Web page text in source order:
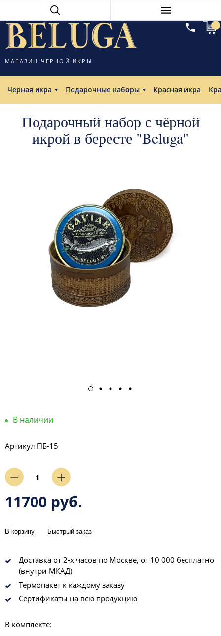
МАГАЗИН ЧЕРНОЙ ИКРЫ
Черная икра Подарочные наборы Красная икра
Подарочный набор с чёрной
икрой в бересте "Beluga"
В наличии
Артикул ПБ-15
11700 руб.
В корзину Быстрый заказ
Доставка от 2-х часов по Москве, от 10 000 бесплатно
(внутри МКАД)
Термопакет к каждому заказу
Сертификаты на всю продукцию
В комплекте: